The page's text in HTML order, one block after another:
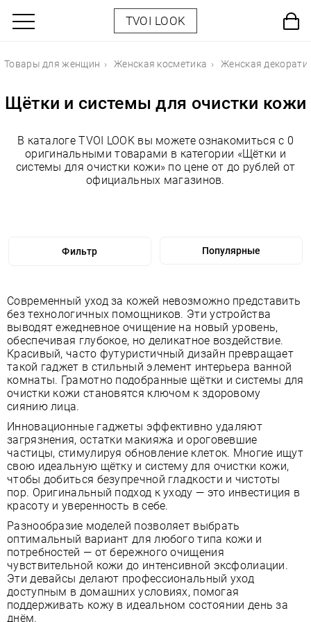
TVOI LOOK
Товары для женщин Женская косметика Женская
Щётки и системы для очистки кожи
В каталоге TVOI LOOK вы можете ознакомиться с 0
оригинальными товарами в категории «Щётки и
системы для очистки кожи» по цене от до рублей от
официальных магазинов.
Фильтр
Современный уход за кожей невозможно представить
без технологичных помощников. Эти устройства
выводят ежедневное очищение на новый уровень,
обеспечивая глубокое, но деликатное воздействие.
Красивый, часто футуристичный дизайн превращает
такой гаджет в стильный элемент интерьера ванной
комнаты. Грамотно подобранные щётки и системы для
очистки кожи становятся ключом к здоровому
сиянию лица.
Инновационные гаджеты эффективно удаляют
загрязнения, остатки макияжа и ороговевшие
частицы, стимулируя обновление клеток. Многие ищут
свою идеальную щётку и систему для очистки кожи,
чтобы добиться безупречной гладкости и чистоты
пор. Оригинальный подход к уходу — это инвестиция в
красоту и уверенность в себе.
Разнообразие моделей позволяет выбрать
оптимальный вариант для любого типа кожи и
потребностей — от бережного очищения
чувствительной кожи до интенсивной эксфолиации.
Эти девайсы делают профессиональный уход
доступным в домашних условиях, помогая
поддерживать кожу в идеальном состоянии день за
днём.